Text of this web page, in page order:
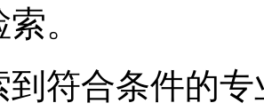
。
到符合条件的